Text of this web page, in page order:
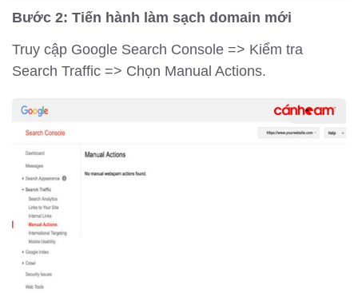
Bước 2: Tiến hành làm sạch domain mới
Truy cập Google Search Console => Kiểm tra
Search Traffic => Chọn Manual Actions.